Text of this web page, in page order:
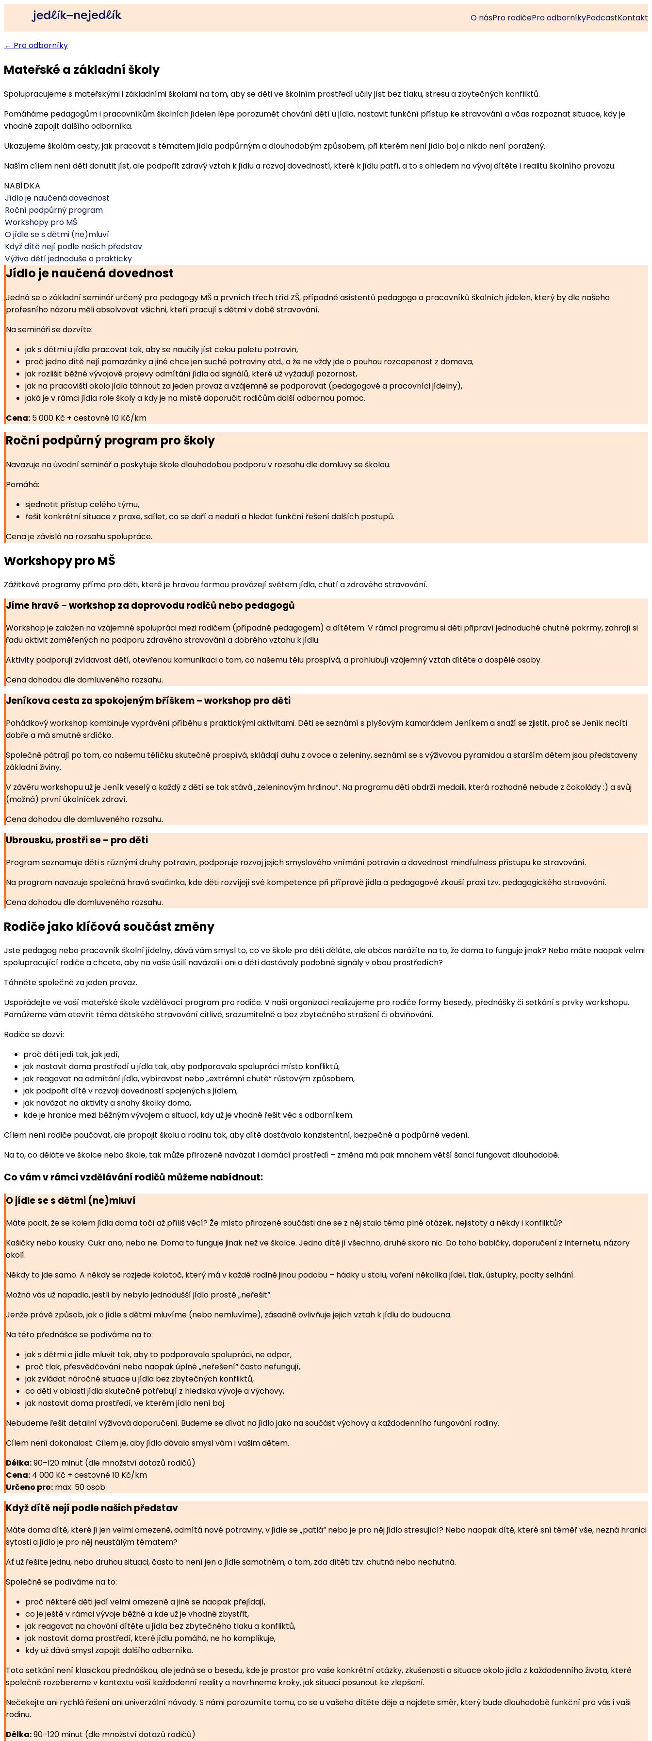
O násPro rodičePro odborníkyPodcastKontakt
← Pro odborníky
Mateřské a základní školy
Spolupracujeme s mateřskými i základními školami na tom, aby se děti ve školním prostředí učily jíst bez tlaku, stresu a zbytečných konfliktů.
Pomáháme pedagogům i pracovníkům školních jídelen lépe porozumět chování dětí u jídla, nastavit funkční přístup ke stravování a včas rozpoznat situace, kdy je
vhodné zapojit dalšího odborníka.
Ukazujeme školám cesty, jak pracovat s tématem jídla podpůrným a dlouhodobým způsobem, při kterém není jídlo boj a nikdo není poražený.
Naším cílem není děti donutit jíst, ale podpořit zdravý vztah k jídlu a rozvoj dovedností, které k jídlu patří, a to s ohledem na vývoj dítěte i realitu školního provozu.
NABÍDKA
Jídlo je naučená dovednost
Roční podpůrný program
Workshopy pro MŠ
O jídle se s dětmi (ne)mluví
Když dítě nejí podle našich představ
Výživa dětí jednoduše a prakticky
Jídlo je naučená dovednost
Jedná se o základní seminář určený pro pedagogy MŠ a prvních třech tříd ZŠ, případně asistentů pedagoga a pracovníků školních jídelen, který by dle našeho
profesního názoru měli absolvovat všichni, kteří pracují s dětmi v době stravování.
Na semináři se dozvíte:
jak s dětmi u jídla pracovat tak, aby se naučily jíst celou paletu potravin,
proč jedno dítě nejí pomazánky a jiné chce jen suché potraviny atd., a že ne vždy jde o pouhou rozcapenost z domova,
jak rozlišit běžné vývojové projevy odmítání jídla od signálů, které už vyžadují pozornost,
jak na pracovišti okolo jídla táhnout za jeden provaz a vzájemně se podporovat (pedagogové a pracovníci jídelny),
jaká je v rámci jídla role školy a kdy je na místě doporučit rodičům další odbornou pomoc.
Cena: 5 000 Kč + cestovné 10 Kč/km
Roční podpůrný program pro školy
Navazuje na úvodní seminář a poskytuje škole dlouhodobou podporu v rozsahu dle domluvy se školou.
Pomáhá:
sjednotit přístup celého týmu,
řešit konkrétní situace z praxe, sdílet, co se daří a nedaří a hledat funkční řešení dalších postupů.
Cena je závislá na rozsahu spolupráce.
Workshopy pro MŠ
Zážitkové programy přímo pro děti, které je hravou formou provázejí světem jídla, chutí a zdravého stravování.
Jíme hravě – workshop za doprovodu rodičů nebo pedagogů
Workshop je založen na vzájemné spolupráci mezi rodičem (případně pedagogem) a dítětem. V rámci programu si děti připraví jednoduché chutné pokrmy, zahrají si
řadu aktivit zaměřených na podporu zdravého stravování a dobrého vztahu k jídlu.
Aktivity podporují zvídavost dětí, otevřenou komunikaci o tom, co našemu tělu prospívá, a prohlubují vzájemný vztah dítěte a dospělé osoby.
Cena dohodou dle domluveného rozsahu.
Jeníkova cesta za spokojeným bříškem – workshop pro děti
Pohádkový workshop kombinuje vyprávění příběhu s praktickými aktivitami. Děti se seznámí s plyšovým kamarádem Jeníkem a snaží se zjistit, proč se Jeník necítí
dobře a má smutné srdíčko.
Společně pátrají po tom, co našemu tělíčku skutečně prospívá, skládají duhu z ovoce a zeleniny, seznámí se s výživovou pyramidou a starším dětem jsou představeny
základní živiny.
V závěru workshopu už je Jeník veselý a každý z dětí se tak stává „zeleninovým hrdinou“. Na programu děti obdrží medaili, která rozhodně nebude z čokolády :) a svůj
(možná) první úkolníček zdraví.
Cena dohodou dle domluveného rozsahu.
Ubrousku, prostři se – pro děti
Program seznamuje děti s různými druhy potravin, podporuje rozvoj jejich smyslového vnímání potravin a dovednost mindfulness přístupu ke stravování.
Na program navazuje společná hravá svačinka, kde děti rozvíjejí své kompetence při přípravě jídla a pedagogové zkouší praxi tzv. pedagogického stravování.
Cena dohodou dle domluveného rozsahu.
Rodiče jako klíčová součást změny
Jste pedagog nebo pracovník školní jídelny, dává vám smysl to, co ve škole pro děti děláte, ale občas narážíte na to, že doma to funguje jinak? Nebo máte naopak velmi
spolupracující rodiče a chcete, aby na vaše úsilí navázali i oni a děti dostávaly podobné signály v obou prostředích?
Táhněte společně za jeden provaz.
Uspořádejte ve vaší mateřské škole vzdělávací program pro rodiče. V naší organizaci realizujeme pro rodiče formy besedy, přednášky či setkání s prvky workshopu.
Pomůžeme vám otevřít téma dětského stravování citlivě, srozumitelně a bez zbytečného strašení či obviňování.
Rodiče se dozví:
proč děti jedí tak, jak jedí,
jak nastavit doma prostředí u jídla tak, aby podporovalo spolupráci místo konfliktů,
jak reagovat na odmítání jídla, vybíravost nebo „extrémní chutě“ růstovým způsobem,
jak podpořit dítě v rozvoji dovedností spojených s jídlem,
jak navázat na aktivity a snahy školky doma,
kde je hranice mezi běžným vývojem a situací, kdy už je vhodné řešit věc s odborníkem.
Cílem není rodiče poučovat, ale propojit školu a rodinu tak, aby dítě dostávalo konzistentní, bezpečné a podpůrné vedení.
Na to, co děláte ve školce nebo škole, tak může přirozeně navázat i domácí prostředí – změna má pak mnohem větší šanci fungovat dlouhodobě.
Co vám v rámci vzdělávání rodičů můžeme nabídnout:
O jídle se s dětmi (ne)mluví
Máte pocit, že se kolem jídla doma točí až příliš věcí? Že místo přirozené součásti dne se z něj stalo téma plné otázek, nejistoty a někdy i konfliktů?
Kašičky nebo kousky. Cukr ano, nebo ne. Doma to funguje jinak než ve školce. Jedno dítě jí všechno, druhé skoro nic. Do toho babičky, doporučení z internetu, názory
okolí.
Někdy to jde samo. A někdy se rozjede kolotoč, který má v každé rodině jinou podobu – hádky u stolu, vaření několika jídel, tlak, ústupky, pocity selhání.
Možná vás už napadlo, jestli by nebylo jednodušší jídlo prostě „neřešit“.
Jenže právě způsob, jak o jídle s dětmi mluvíme (nebo nemluvíme), zásadně ovlivňuje jejich vztah k jídlu do budoucna.
Na této přednášce se podíváme na to:
jak s dětmi o jídle mluvit tak, aby to podporovalo spolupráci, ne odpor,
proč tlak, přesvědčování nebo naopak úplné „neřešení“ často nefungují,
jak zvládat náročné situace u jídla bez zbytečných konfliktů,
co děti v oblasti jídla skutečně potřebují z hlediska vývoje a výchovy,
jak nastavit doma prostředí, ve kterém jídlo není boj.
Nebudeme řešit detailní výživová doporučení. Budeme se dívat na jídlo jako na součást výchovy a každodenního fungování rodiny.
Cílem není dokonalost. Cílem je, aby jídlo dávalo smysl vám i vašim dětem.
Délka:90–120 minut (dle množství dotazů rodičů)
Cena: 4 000 Kč + cestovné 10 Kč/km
Určeno pro: max. 50 osob
Když dítě nejí podle našich představ
Máte doma dítě, které jí jen velmi omezeně, odmítá nové potraviny, v jídle se „patlá“ nebo je pro něj jídlo stresující? Nebo naopak dítě, které sní téměř vše, nezná hranici
sytosti a jídlo je pro něj neustálým tématem?
Ať už řešíte jednu, nebo druhou situaci, často to není jen o jídle samotném, o tom, zda dítěti tzv. chutná nebo nechutná.
Společně se podíváme na to:
proč některé děti jedí velmi omezeně a jiné se naopak přejídají,
co je ještě v rámci vývoje běžné a kde už je vhodné zbystřit,
jak reagovat na chování dítěte u jídla bez zbytečného tlaku a konfliktů,
jak nastavit doma prostředí, které jídlu pomáhá, ne ho komplikuje,
kdy už dává smysl zapojit dalšího odborníka.
Toto setkání není klasickou přednáškou, ale jedná se o besedu, kde je prostor pro vaše konkrétní otázky, zkušenosti a situace okolo jídla z každodenního života, které
společně rozebereme v kontextu vaší každodenní reality a navrhneme kroky, jak situaci posunout ke zlepšení.
Nečekejte ani rychlá řešení ani univerzální návody. S námi porozumíte tomu, co se u vašeho dítěte děje a najdete směr, který bude dlouhodobě funkční pro vás i vaši
rodinu.
Délka:90–120 minut (dle množství dotazů rodičů)